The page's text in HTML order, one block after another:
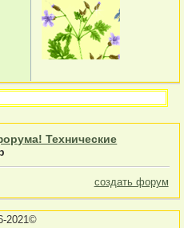
Технические
создать форум
2021©